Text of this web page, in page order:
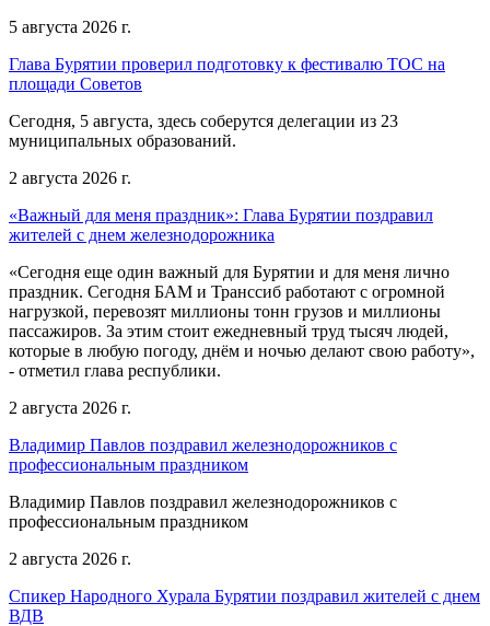
5 августа 2026 г.
Глава Бурятии проверил подготовку к фестивалю ТОС на
площади Советов
Сегодня, 5 августа, здесь соберутся делегации из 23
муниципальных образований.
2 августа 2026 г.
«Важный для меня праздник»: Глава Бурятии поздравил
жителей с днем железнодорожника
«Сегодня еще один важный для Бурятии и для меня лично
праздник. Сегодня БАМ и Транссиб работают с огромной
нагрузкой, перевозят миллионы тонн грузов и миллионы
пассажиров. За этим стоит ежедневный труд тысяч людей,
которые в любую погоду, днём и ночью делают свою работу»,
- отметил глава республики.
2 августа 2026 г.
Владимир Павлов поздравил железнодорожников с
профессиональным праздником
Владимир Павлов поздравил железнодорожников с
профессиональным праздником
2 августа 2026 г.
Спикер Народного Хурала Бурятии поздравил жителей с днем
ВДВ